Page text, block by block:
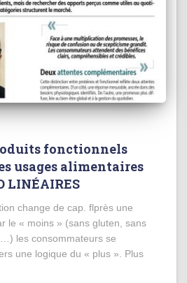
fonctionnels
usages alimentaires
LINÉAIRES
change de cap. flprès une
le « moins » (sans gluten, sans
les consommateurs se
une logique du « plus ». Plus